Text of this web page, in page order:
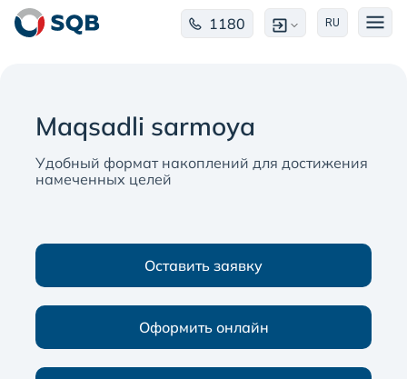
1180 RU
Maqsadli sarmoya
Удобный формат накоплений для достижения
намеченных целей
Оставить заявку
Оформить онлайн